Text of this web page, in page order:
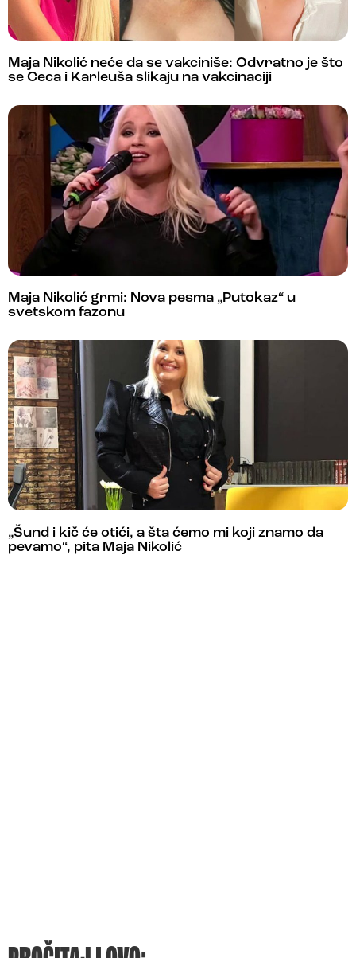
Maja Nikolić neće da se vakciniše: Odvratno je što
se Ceca i Karleuša slikaju na vakcinaciji
Maja Nikolić grmi: Nova pesma „Putokaz“ u
svetskom fazonu
„Šund i kič će otići, a šta ćemo mi koji znamo da
pevamo“, pita Maja Nikolić